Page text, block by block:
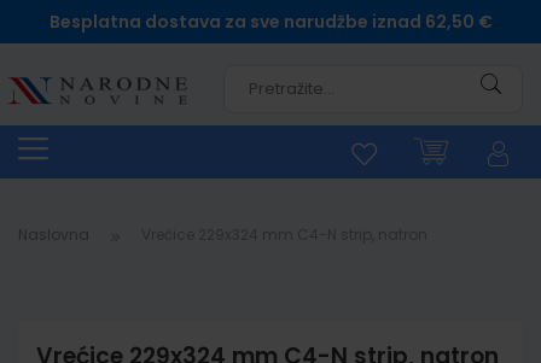
Besplatna dostava za sve narudžbe iznad 62,50 €
Naslovna
Vrećice 229x324 mm C4-N strip, natron